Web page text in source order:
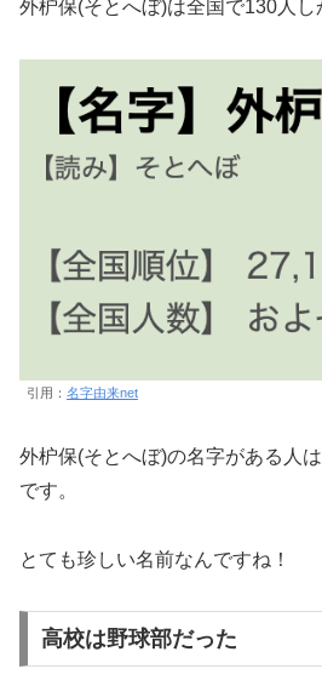
外枦保(そとへぼ)は全国で130人し
引用： 名字由来net
外枦保(そとへぼ)の名字がある人
です。
とても珍しい名前なんですね！
高校は野球部だった